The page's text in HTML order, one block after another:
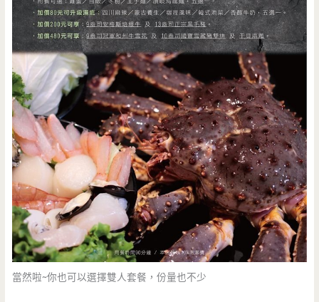
當然啦~你也可以選擇雙人套餐，份量也不少